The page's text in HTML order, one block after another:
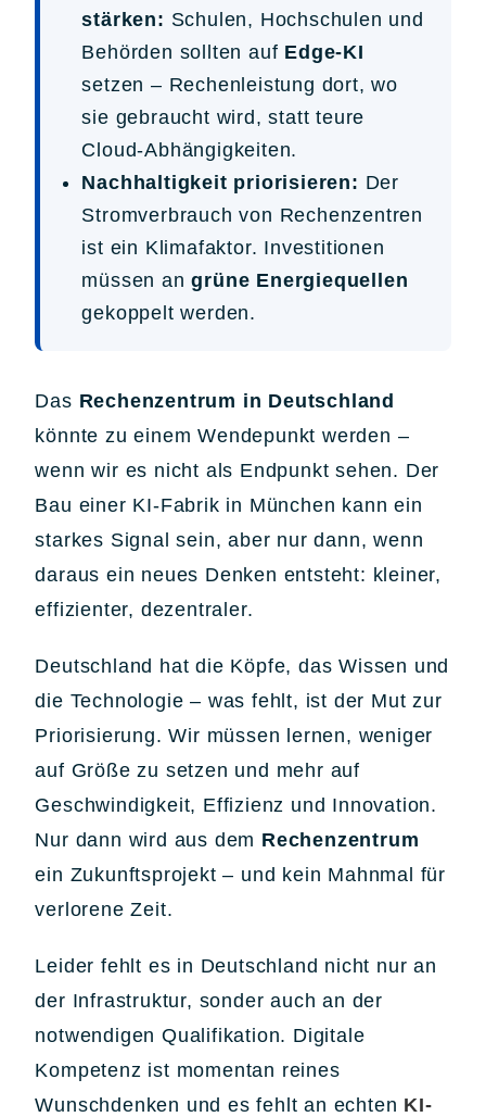
stärken: Schulen, Hochschulen und
Behörden sollten auf Edge-KI
setzen – Rechenleistung dort, wo
sie gebraucht wird, statt teure
Cloud-Abhängigkeiten.
Nachhaltigkeit priorisieren: Der
Stromverbrauch von Rechenzentren
ist ein Klimafaktor. Investitionen
müssen angrüne Energiequellen
gekoppelt werden.
Das Rechenzentrum in Deutschland
könnte zu einem Wendepunkt werden –
wenn wir es nicht als Endpunkt sehen. Der
Bau einer KI-Fabrik in München kann ein
starkes Signal sein, aber nur dann, wenn
daraus ein neues Denken entsteht: kleiner,
effizienter, dezentraler.
Deutschland hat die Köpfe, das Wissen und
die Technologie – was fehlt, ist der Mut zur
Priorisierung. Wir müssen lernen, weniger
auf Größe zu setzen und mehr auf
Geschwindigkeit, Effizienz und Innovation.
Nur dann wird aus dem Rechenzentrum
ein Zukunftsprojekt – und kein Mahnmal für
verlorene Zeit.
Leider fehlt es in Deutschland nicht nur an
der Infrastruktur, sonder auch an der
notwendigen Qualifikation. Digitale
Kompetenz ist momentan reines
Wunschdenken und es fehlt an echten KI-